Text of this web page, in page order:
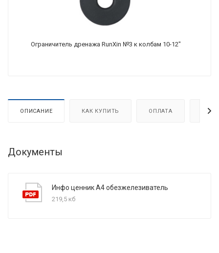
Ограничитель дренажа RunXin №3 к колбам 10-12"
ОПИСАНИЕ КАК КУПИТЬ ОПЛАТА
Документы
Инфо ценник А4 обезжелезиватель
219,5 кб